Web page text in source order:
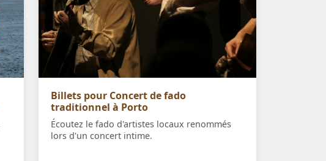
Billets pour Concert de fado
traditionnel à Porto
Écoutez le fado d'artistes locaux renommés
lors d'un concert intime.